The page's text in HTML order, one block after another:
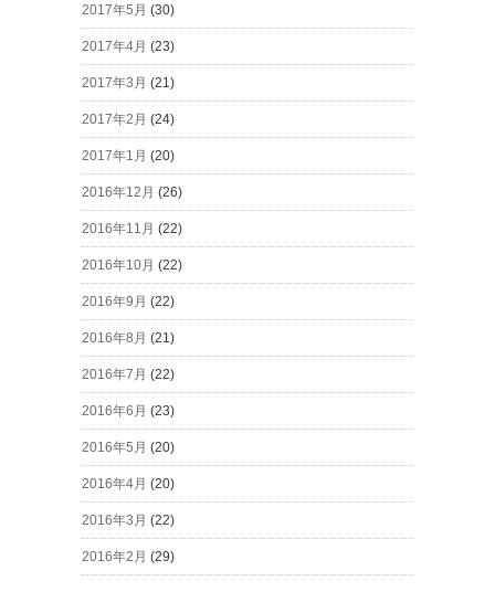
2017年5月 (30)
2017年4月 (23)
2017年3月 (21)
2017年2月 (24)
2017年1月 (20)
2016年12月 (26)
2016年11月 (22)
2016年10月 (22)
2016年9月 (22)
2016年8月 (21)
2016年7月 (22)
2016年6月 (23)
2016年5月 (20)
2016年4月 (20)
2016年3月 (22)
2016年2月 (29)